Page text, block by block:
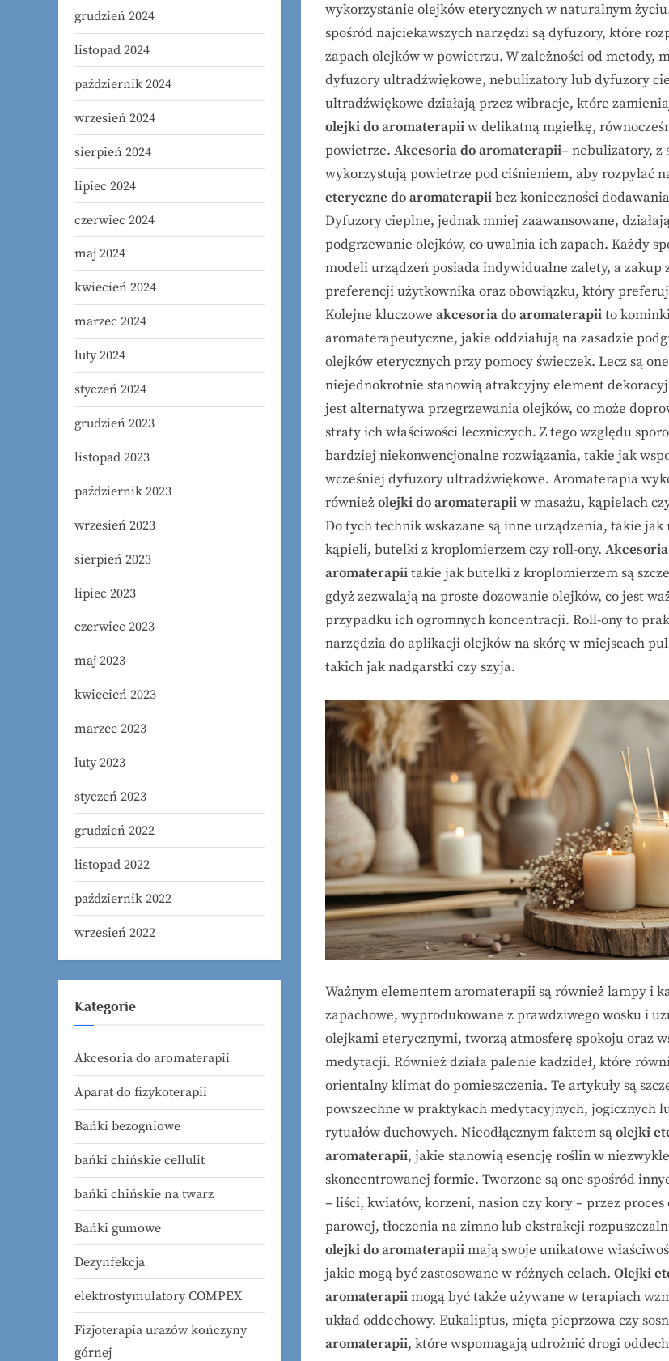
wykorzystanie olejków eterycznych w naturalnym
spośród najciekawszych narzędzi są dyfuzory, które
zapach olejków w powietrzu. W zależności od metody,
dyfuzory ultradźwiękowe, nebulizatory lub dyfuzory
ultradźwiękowe działają przez wibracje, które
olejki do aromaterapiiw delikatną mgiełkę,
powietrze. Akcesoria do aromaterapii– nebulizatory, z
wykorzystują powietrze pod ciśnieniem, aby rozpylać
eteryczne do aromaterapiibez konieczności
Dyfuzory cieplne, jednak mniej zaawansowane,
podgrzewanie olejków, co uwalnia ich zapach. Każdy
modeli urządzeń posiada indywidualne zalety, a zakup
preferencji użytkownika oraz obowiązku, który
Kolejne kluczowe akcesoria do aromaterapiito
aromaterapeutyczne, jakie oddziałują na zasadzie
olejków eterycznych przy pomocy świeczek. Lecz są
niejednokrotnie stanowią atrakcyjny element
jest alternatywa przegrzewania olejków, co może
straty ich właściwości leczniczych. Z tego względu
bardziej niekonwencjonalne rozwiązania, takie jak
wcześniej dyfuzory ultradźwiękowe. Aromaterapia
równieżolejki do aromaterapiiw masażu, kąpielach
Do tych technik wskazane są inne urządzenia, takie jak
kąpieli, butelki z kroplomierzem czy roll-ony.
aromaterapiitakie jak butelki z kroplomierzem są
gdyż zezwalają na proste dozowanie olejków, co jest
przypadku ich ogromnych koncentracji. Roll-ony to
narzędzia do aplikacji olejków na skórę w miejscach
takich jak nadgarstki czy szyja.
Ważnym elementem aromaterapii są również lampy i
zapachowe, wyprodukowane z prawdziwego wosku i
olejkami eterycznymi, tworzą atmosferę spokoju oraz
medytacji. Również działa palenie kadzideł, które
orientalny klimat do pomieszczenia. Te artykuły są
powszechne w praktykach medytacyjnych, jogicznych
rytuałów duchowych. Nieodłącznym faktem sąolejki
aromaterapii, jakie stanowią esencję roślin w niezwykle
skoncentrowanej formie. Tworzone są one spośród
– liści, kwiatów, korzeni, nasion czy kory – przez
parowej, tłoczenia na zimno lub ekstrakcji
olejki do aromaterapiimają swoje unikatowe
jakie mogą być zastosowane w różnych celach. Olejki
aromaterapiimogą być także używane w terapiach
układ oddechowy. Eukaliptus, mięta pieprzowa czy
aromaterapii, które wspomagają udrożnić drogi
grudzień 2024
listopad 2024
październik 2024
wrzesień 2024
sierpień 2024
lipiec 2024
czerwiec 2024
maj 2024
kwiecień 2024
marzec 2024
luty 2024
styczeń 2024
grudzień 2023
listopad 2023
październik 2023
wrzesień 2023
sierpień 2023
lipiec 2023
czerwiec 2023
maj 2023
kwiecień 2023
marzec 2023
luty 2023
styczeń 2023
grudzień 2022
listopad 2022
październik 2022
wrzesień 2022
Kategorie
Akcesoria do aromaterapii
Aparat do fizykoterapii
Bańki bezogniowe
bańki chińskie cellulit
bańki chińskie na twarz
Bańki gumowe
Dezynfekcja
elektrostymulatory COMPEX
Fizjoterapia urazów kończyny
górnej